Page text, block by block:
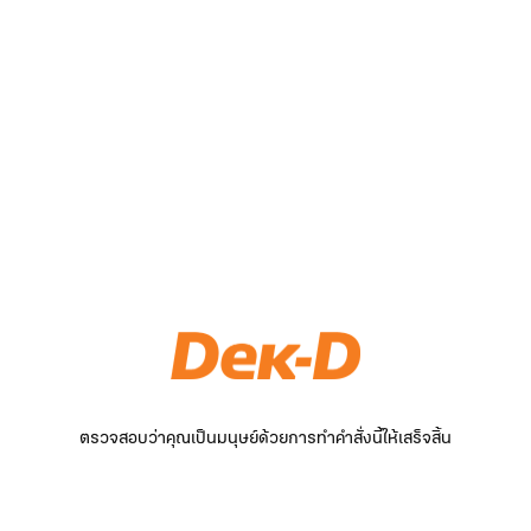
ตรวจสอบว่าคุณเป็นมนุษย์ด้วยการทำคำสั่งนี้ให้เสร็จสิ้น